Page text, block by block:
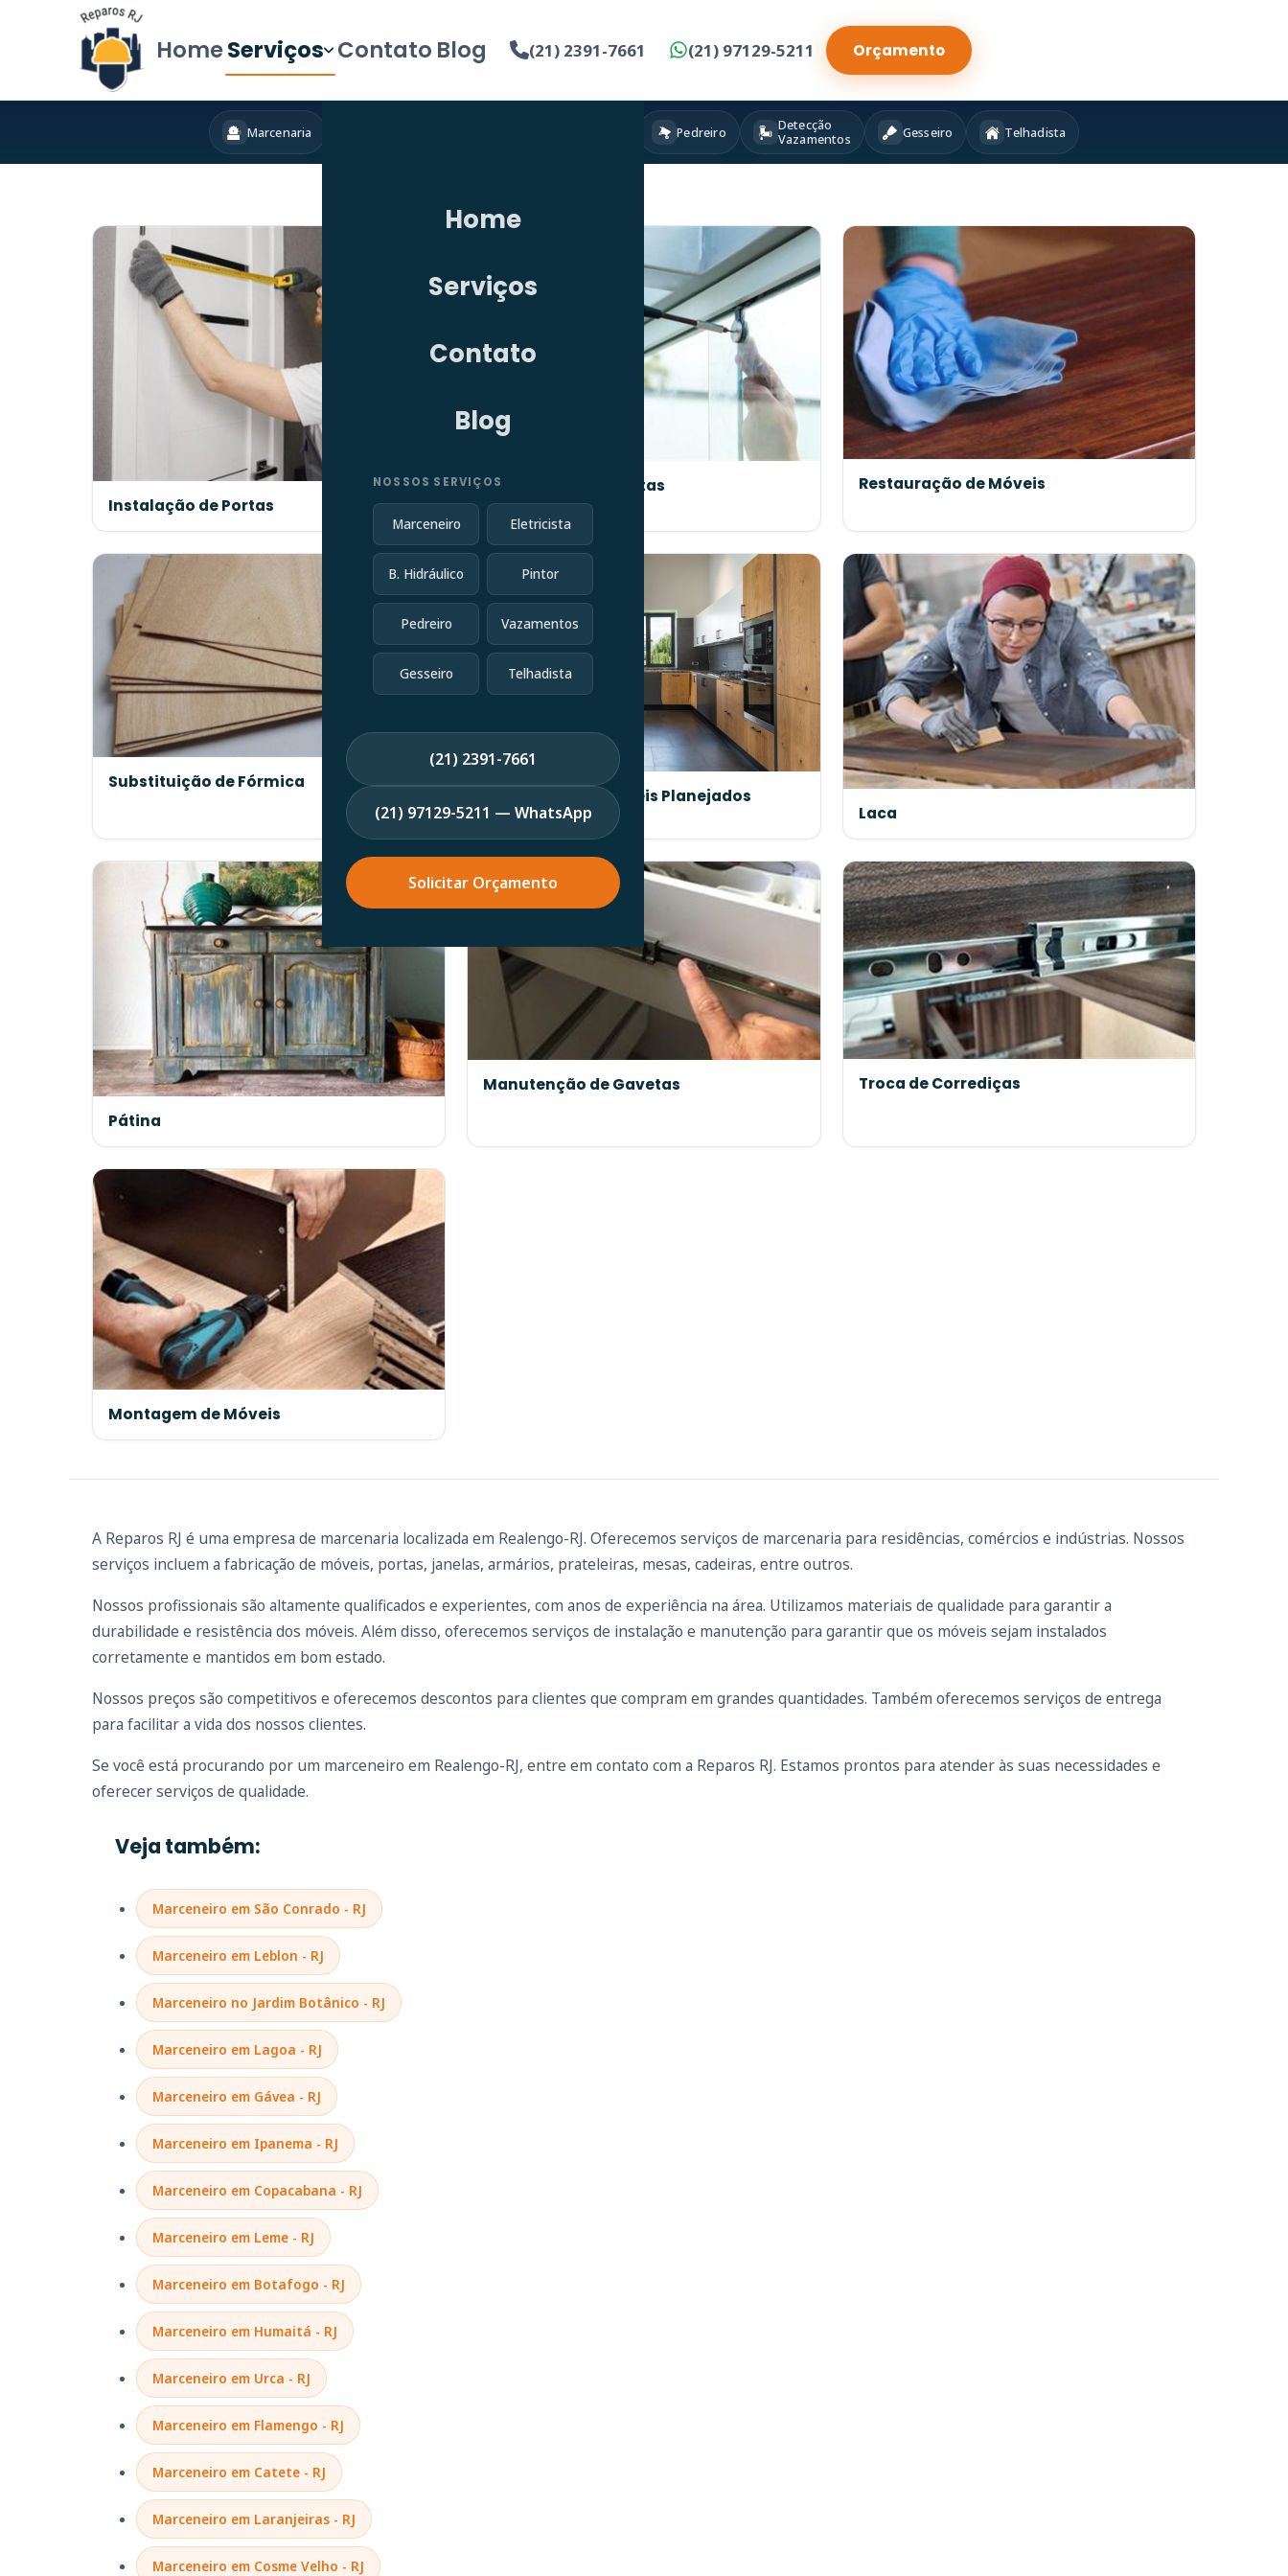
HomeServiços Contato Blog (21) 2391-7661 (21) 97129-5211 Orçamento
Home
Serviços
Contato
Blog
NOSSOS SERVIÇOS
Marceneiro Eletricista
B. Hidráulico Pintor
Pedreiro Vazamentos
Gesseiro Telhadista
(21) 2391-7661
(21) 97129-5211 — WhatsApp
Solicitar Orçamento
Marcenaria Pedreiro
Detecção
Vazamentos
Gesseiro Telhadista
Instalação de Portas
Manutenção de Portas Restauração de Móveis
Substituição de Fórmica
Fabricação de Móveis Planejados
Laca
Pátina
Manutenção de Gavetas Troca de Corrediças
Montagem de Móveis
A Reparos RJ é uma empresa de marcenaria localizada em Realengo-RJ. Oferecemos serviços de marcenaria para residências, comércios e indústrias. Nossos
serviços incluem a fabricação de móveis, portas, janelas, armários, prateleiras, mesas, cadeiras, entre outros.
Nossos profissionais são altamente qualificados e experientes, com anos de experiência na área. Utilizamos materiais de qualidade para garantir a
durabilidade e resistência dos móveis. Além disso, oferecemos serviços de instalação e manutenção para garantir que os móveis sejam instalados
corretamente e mantidos em bom estado.
Nossos preços são competitivos e oferecemos descontos para clientes que compram em grandes quantidades. Também oferecemos serviços de entrega
para facilitar a vida dos nossos clientes.
Se você está procurando por um marceneiro em Realengo-RJ, entre em contato com a Reparos RJ. Estamos prontos para atender às suas necessidades e
oferecer serviços de qualidade.
Veja também:
Marceneiro em São Conrado - RJ
Marceneiro em Leblon - RJ
Marceneiro no Jardim Botânico - RJ
Marceneiro em Lagoa - RJ
Marceneiro em Gávea - RJ
Marceneiro em Ipanema - RJ
Marceneiro em Copacabana - RJ
Marceneiro em Leme - RJ
Marceneiro em Botafogo - RJ
Marceneiro em Humaitá - RJ
Marceneiro em Urca - RJ
Marceneiro em Flamengo - RJ
Marceneiro em Catete - RJ
Marceneiro em Laranjeiras - RJ
Marceneiro em Cosme Velho - RJ